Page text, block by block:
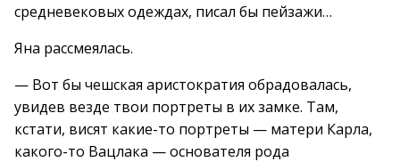
средневековых одеждах, писал бы пейзажи…
Яна рассмеялась.
— Вот бы чешская аристократия обрадовалась,
увидев везде твои портреты в их замке. Там,
кстати, висят какие-то портреты — матери Карла,
какого-то Вацлака — основателя рода